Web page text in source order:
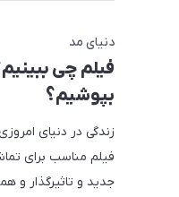
دنیای مد
فیلم چی
بپوشیم؟
زندگی در دنیای
فیلم مناسب برای
جدید و تاثیرگذار و